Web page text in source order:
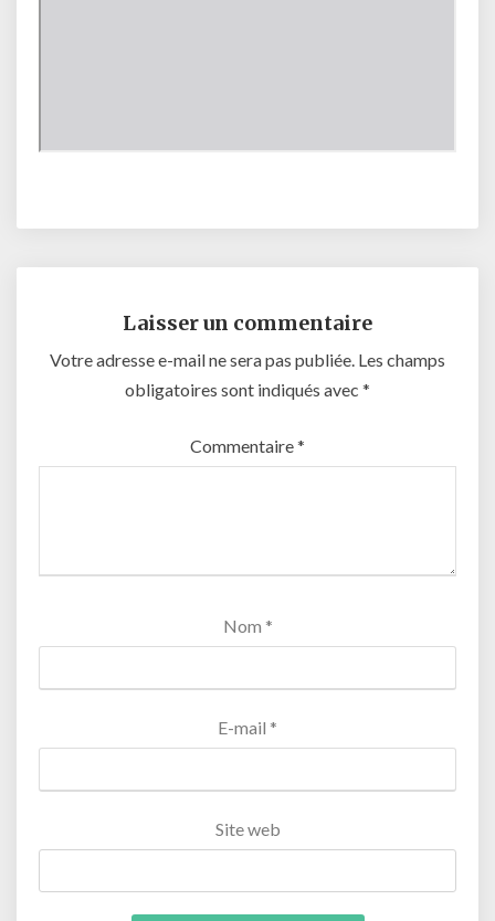
Laisser un commentaire
Votre adresse e-mail ne sera pas publiée. Les champs
obligatoires sont indiqués avec *
Commentaire*
Nom *
E-mail *
Site web